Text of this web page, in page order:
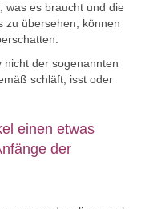
was es braucht und die
zu übersehen, können
nicht der sogenannten
schläft, isst oder
einen etwas
der